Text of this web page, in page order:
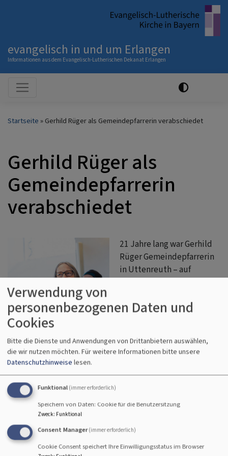
evangelisch in und um Erlangen
Informationen aus dem Evangelisch-Lutherischen Dekanat Erlangen
Hauptnavigation
Startseite Gerhild Rüger als Gemeindepfarrerin verabschiedet
Gerhild Rüger als
Gemeindepfarrerin
verabschiedet
BildrechteSimon Rüger
21 Jahre lang war Gerhild
Rüger Gemeindepfarrerin
in Uttenreuth – auf
Schwerpunkten, die
Pfarrerin.
mit Schwerpunkt für die
Aufgabenbereiche.
Am Sonntag, den 25.1.26 wurde sie feierlich aus der
Evang.-Luth. Kirchengemeinde Uttenreuth
verabschiedet. Als Gemeindepfarrerin eröffnete sie den
Verwendung von
personenbezogenen Daten und
Cookies
Bitte die Dienste und Anwendungen von Drittanbietern auswählen,
die wir nutzen möchten. Für weitere Informationen bitte unsere
Datenschutzhinweise lesen.
Funktional (immer erforderlich)
Speichern von Daten: Cookie für die Benutzersitzung
Zweck: Funktional
Consent Manager (immer erforderlich)
Cookie Consent speichert Ihre Einwilligungsstatus im Browser